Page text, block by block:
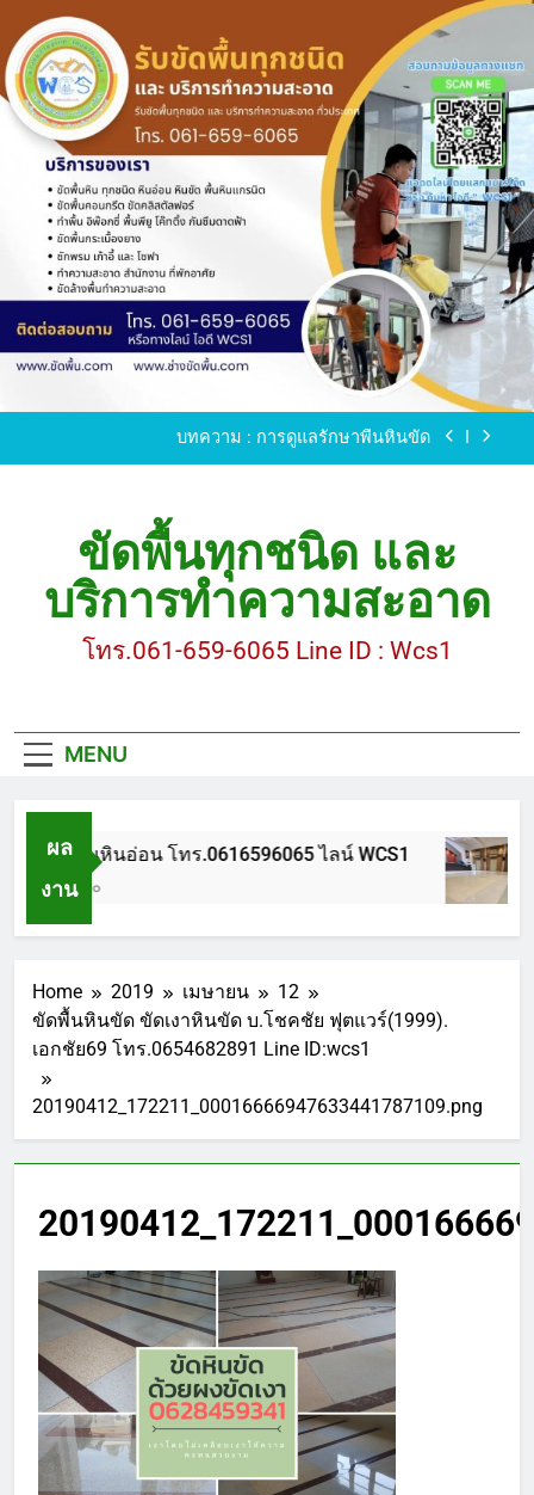
to
content
ขัดพื้นหินขัด อบต.แหลมบัวนครปฐม
ขัดพื้นหินอ่อน โทร.0616596065 ไลน์ WCS1
บทความ : การดูแลรักษาพื้นหินขัด
ขัดพื้นหินขัด อบต.แหลมบัวนครปฐม
ขัดพื้นหินอ่อน โทร.0616596065 ไลน์ WCS1
บทความ : การดูแลรักษาพื้นหินขัด
ขัดพื้นทุกชนิด และ
บริการทำความสะอาด
โทร.061-659-6065 Line ID : Wcs1
MENU
ผล
งาน
ขัดพื้นหินอ่อน โทร.0616596065 ไลน์ WCS1
1 ปี Ago
Home 2019 เมษายน
12
ขัดพื้นหินขัด ขัดเงาหินขัด บ.โชคชัย ฟุตแวร์(1999).
เอกชัย69 โทร.0654682891 Line ID:wcs1
20190412_172211_00016666947633441787109.png